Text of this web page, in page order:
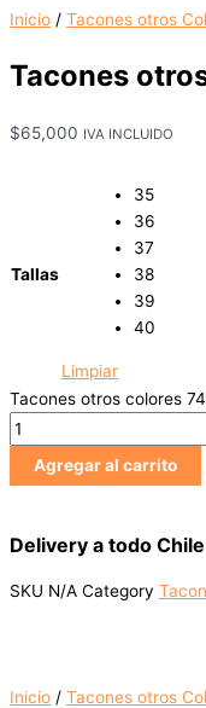
Inicio / Tacones otros
Tacones
$65,000 IVA INCLUIDO
Tallas
35
36
37
38
39
40
Limpiar
Tacones otros colores
Agregar al carrito
Delivery a todo Chile
SKU N/A Category
Inicio / Tacones otros